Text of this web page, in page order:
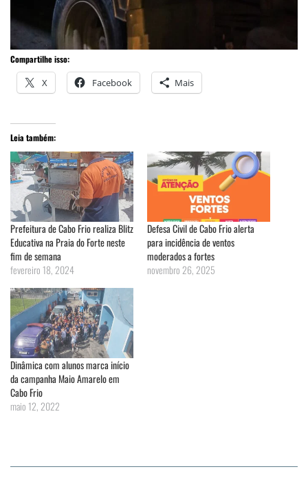
Compartilhe isso:
X Facebook Mais
Leia também:
Prefeitura de Cabo Frio realiza Blitz
Educativa na Praia do Forte neste
fim de semana
fevereiro 18, 2024
Defesa Civil de Cabo Frio alerta
para incidência de ventos
moderados a fortes
novembro 26, 2025
Dinâmica com alunos marca início
da campanha Maio Amarelo em
Cabo Frio
maio 12, 2022